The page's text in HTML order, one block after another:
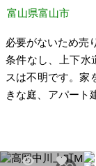
富山県富山市
必要がないため売
条件なし、上下水
スは不明です。家を建
きな庭、アパート
【物件概要】※土